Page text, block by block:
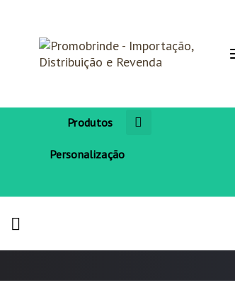
Produtos
Personalização